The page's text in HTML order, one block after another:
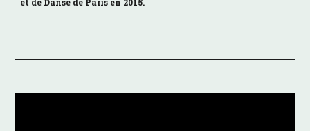
et de Danse de Paris en 2015.